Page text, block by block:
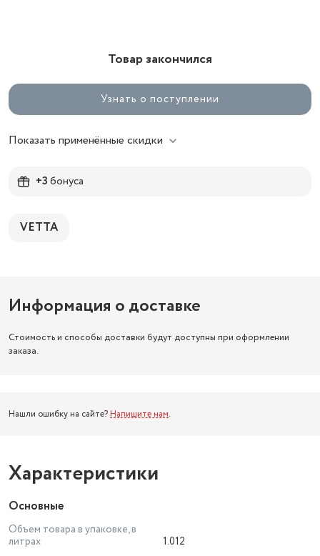
Товар закончился
Узнать о поступлении
Показать применённые скидки
+3бонуса
VETTA
Информация о доставке
Стоимость и способы доставки будут доступны при оформлении
заказа.
Нашли ошибку на сайте? Напишите нам.
Характеристики
Основные
Объем товара в упаковке, в
литрах
1.012